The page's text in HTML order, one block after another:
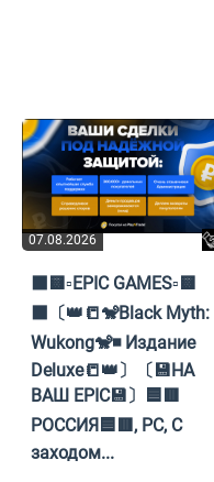
07.08.2026
⬛🟨▫️EPIC GAMES▫️🟨
⬛〔👑📒🐒Black Myth:
Wukong🐒◾ Издание
Deluxe📒👑〕〔💾НА
ВАШ EPIC💾〕🟦🟥
РОССИЯ🟦🟥, PC, С
заходом...